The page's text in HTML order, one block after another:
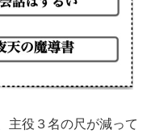
主役３名の尺が減って